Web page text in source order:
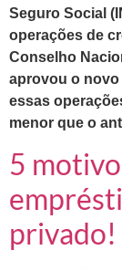
Seguro Social
operações de
Conselho
aprovou o novo
essas
menor que o
5
privado!